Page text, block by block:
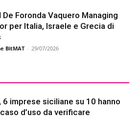
De Foronda Vaquero Managing
per Italia, Israele e Grecia di
BitMAT - 29/07/2026
6 imprese siciliane su 10 hanno
d’uso da verificare